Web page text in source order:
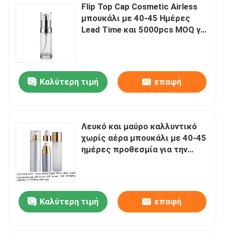
Flip Top Cap Cosmetic Airless
μπουκάλι με 40-45 Ημέρες
Lead Time και 5000pcs MOQ για
Καλύτερη τιμή επαφή
Λευκό και μαύρο καλλυντικό
χωρίς αέρα μπουκάλι με 40-45
ημέρες προθεσμία για την
Καλύτερη τιμή επαφή